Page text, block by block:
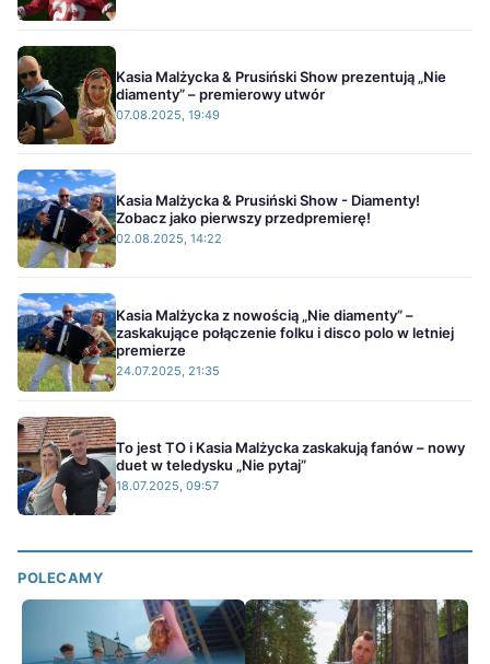
Kasia Malżycka & Prusiński Show prezentują „Nie
diamenty” – premierowy utwór
07.08.2025, 19:49
Kasia Malżycka & Prusiński Show - Diamenty!
Zobacz jako pierwszy przedpremierę!
02.08.2025, 14:22
Kasia Malżycka z nowością „Nie diamenty” –
zaskakujące połączenie folku i disco polo w letniej
premierze
24.07.2025, 21:35
To jest TO i Kasia Malżycka zaskakują fanów – nowy
duet w teledysku „Nie pytaj”
18.07.2025, 09:57
POLECAMY